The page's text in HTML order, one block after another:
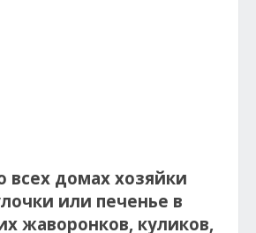
всех домах хозяйки
или печенье в
жаворонков, куликов,